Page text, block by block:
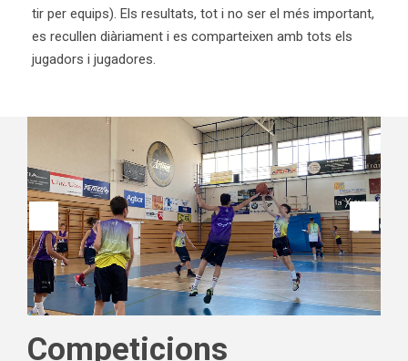
tir per equips). Els resultats, tot i no ser el més important,
es recullen diàriament i es comparteixen amb tots els
jugadors i jugadores.
Competicions